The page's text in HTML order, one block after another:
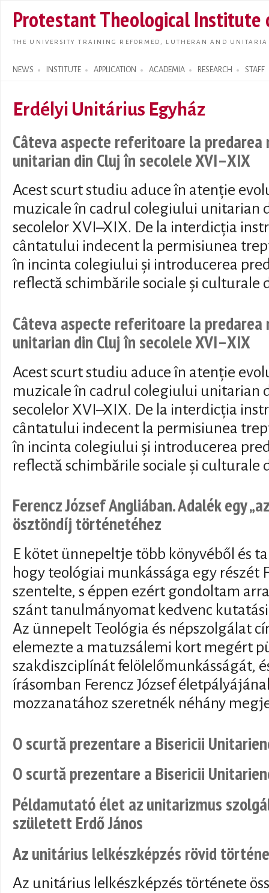
main
Protestant Theological Institute
THE UNIVERSITY TRAINING REFORMED, LUTHERAN AND
NEWS INSTITUTE APPLICATION ACADEMIA RESEARCH STAFF
Search form
Erdélyi Unitárius Egyház
Câteva aspecte referitoare la
unitarian din Cluj în secolele XVI–XIX
Acest scurt studiu aduce în atenție
muzicale în cadrul colegiului unitarian
secolelor XVI–XIX. De la interdicția
cântatului indecent la permisiunea
în incinta colegiului și introducerea
reflectă schimbările sociale și culturale
Câteva aspecte referitoare la
unitarian din Cluj în secolele XVI–XIX
Acest scurt studiu aduce în atenție
muzicale în cadrul colegiului unitarian
secolelor XVI–XIX. De la interdicția
cântatului indecent la permisiunea
în incinta colegiului și introducerea
reflectă schimbările sociale și culturale
Ferencz József Angliában. Adalék egy
ösztöndíj történetéhez
E kötet ünnepeltje több könyvéből és
hogy teológiai munkássága egy részét
szentelte, s éppen ezért gondoltam
szánt tanulmányomat kedvenc
Az ünnepelt Teológia és népszolgálat
elemezte a matuzsálemi kort megért
szakdiszciplínát felölelőmunkásságát,
írásomban Ferencz József
mozzanatához szeretnék néhány
O scurtă prezentare a Bisericii
O scurtă prezentare a Bisericii
Példamutató élet az unitarizmus
született Erdő János
Az unitárius lelkészképzés rövid
Az unitárius lelkészképzés története